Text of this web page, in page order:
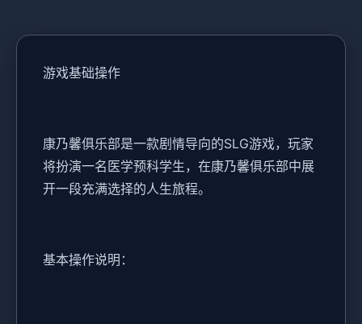
游戏基础操作
康乃馨俱乐部是一款剧情导向的SLG游戏，玩家
将扮演一名医学预科学生，在康乃馨俱乐部中展
开一段充满选择的人生旅程。
基本操作说明：